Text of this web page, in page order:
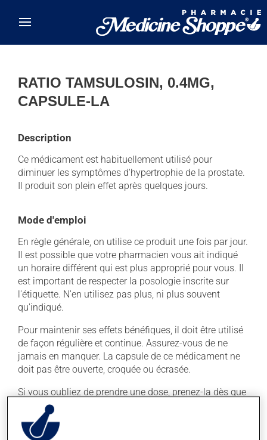
RATIO TAMSULOSIN, 0.4MG,
CAPSULE-LA
Description
Ce médicament est habituellement utilisé pour
diminuer les symptômes d'hypertrophie de la prostate.
Il produit son plein effet après quelques jours.
Mode d'emploi
En règle générale, on utilise ce produit une fois par jour.
Il est possible que votre pharmacien vous ait indiqué
un horaire différent qui est plus approprié pour vous. Il
est important de respecter la posologie inscrite sur
l'étiquette. N'en utilisez pas plus, ni plus souvent
qu'indiqué.
Pour maintenir ses effets bénéfiques, il doit être utilisé
de façon régulière et continue. Assurez-vous de ne
jamais en manquer. La capsule de ce médicament ne
doit pas être ouverte, croquée ou écrasée.
Si vous oubliez de prendre une dose, prenez-la dès que
vous y pensez. S'il est presque l'heure de votre dose
suivante, laissez simplement tomber la dose oubliée.
Ne doublez pas la dose suivante pour tenter de vous